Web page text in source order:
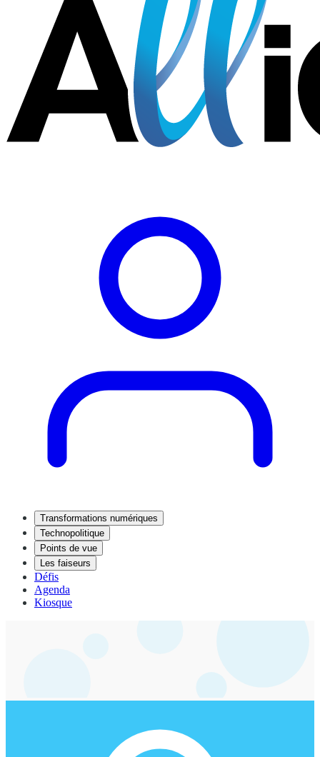
Transformations numériques
Technopolitique
Points de vue
Les faiseurs
Défis
Agenda
Kiosque